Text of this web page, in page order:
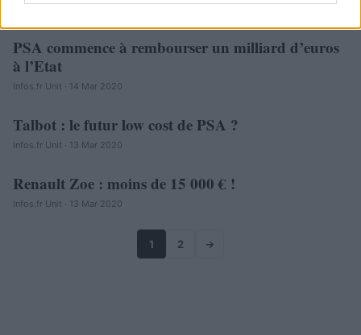
AUTOMOBILE
PSA commence à rembourser un milliard d’euros
à l’Etat
Infos.fr Unit · 14 Mar 2020
AUTOMOBILE
Talbot : le futur low cost de PSA ?
Infos.fr Unit · 13 Mar 2020
AUTOMOBILE
Renault Zoe : moins de 15 000 € !
Infos.fr Unit · 13 Mar 2020
1 2 →